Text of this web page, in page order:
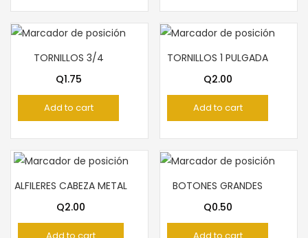
TORNILLOS 3/4
Q1.75
Add to cart
TORNILLOS 1 PULGADA
Q2.00
Add to cart
ALFILERES CABEZA METAL
Q2.00
Add to cart
BOTONES GRANDES
Q0.50
Add to cart